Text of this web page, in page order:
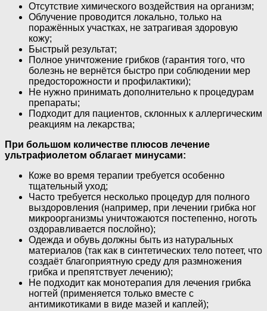
Отсутствие химического воздействия на организм;
Облучение проводится локально, только на
поражённых участках, не затрагивая здоровую
кожу;
Быстрый результат;
Полное уничтожение грибков (гарантия того, что
болезнь не вернётся быстро при соблюдении мер
предосторожности и профилактики);
Не нужно принимать дополнительно к процедурам
препараты;
Подходит для пациентов, склонных к аллергическим
реакциям на лекарства;
При большом количестве плюсов лечение
ультрафиолетом облагает минусами:
Коже во время терапии требуется особенно
тщательный уход;
Часто требуется несколько процедур для полного
выздоровления (например, при лечении грибка ног
микроорганизмы уничтожаются постепенно, ноготь
оздоравливается послойно);
Одежда и обувь должны быть из натуральных
материалов (так как в синтетических тело потеет, что
создаёт благоприятную среду для размножения
грибка и препятствует лечению);
Не подходит как монотерапия для лечения грибка
ногтей (применяется только вместе с
антимикотиками в виде мазей и каплей);